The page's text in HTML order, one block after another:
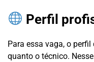
Perfil
Para essa vaga, o
quanto o técnico.